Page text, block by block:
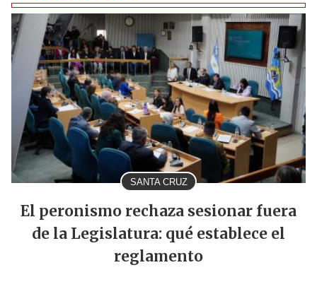
SANTA CRUZ
El peronismo rechaza sesionar fuera
de la Legislatura: qué establece el
reglamento